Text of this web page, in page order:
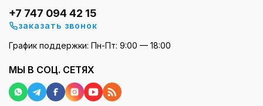
+7 747 094 42 15
заказать звонок
График поддержки: Пн-Пт: 9:00 — 18:00
МЫ В СОЦ. СЕТЯХ